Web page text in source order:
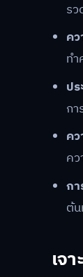
ร
ค
ท
ป
กา
ค
คว
ก
ต้
เจ